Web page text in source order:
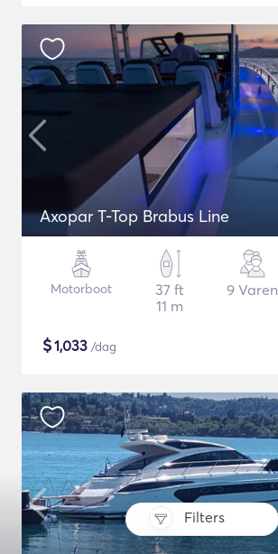
Filters
Axopar T-Top Brabus Line
Motorboot
37 ft
11 m
9 Varen
$1,033 /dag